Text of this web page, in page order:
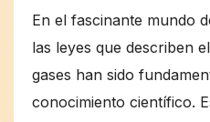
En el fascinante mundo
las leyes que describen
gases han sido
conocimiento científico.